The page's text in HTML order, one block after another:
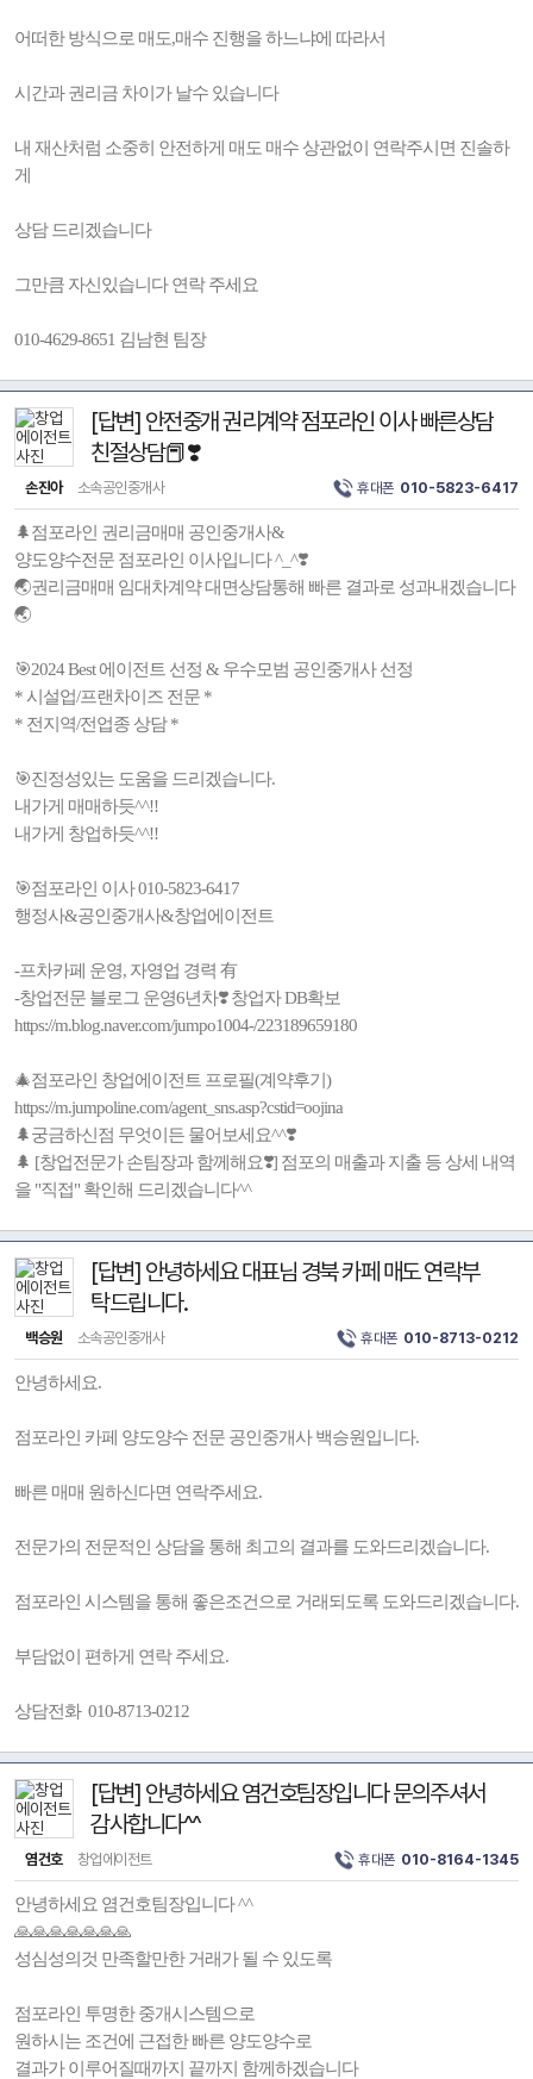
어떠한 방식으로 매도,매수 진행을 하느냐에 따라서
시간과 권리금 차이가 날수 있습니다
내 재산처럼 소중히 안전하게 매도 매수 상관없이 연락주시면 진솔하
게
상담 드리겠습니다
그만큼 자신있습니다 연락 주세요
010-4629-8651 김남현 팀장
[답변] 안전중개 권리계약 점포라인 이사 빠른상담
친절상담📕❣️
손진아 소속공인중개사 휴대폰 010-5823-6417
🌲점포라인 권리금매매 공인중개사&
양도양수전문 점포라인 이사입니다 ^_^❣️
🌏권리금매매 임대차계약 대면상담통해 빠른 결과로 성과내겠습니다
🌏
🎯2024 Best 에이전트 선정 & 우수모범 공인중개사 선정
* 시설업/프랜차이즈 전문 *
* 전지역/전업종 상담 *
🎯진정성있는 도움을 드리겠습니다.
내가게 매매하듯^^!!
내가게 창업하듯^^!!
🎯점포라인 이사 010-5823-6417
행정사&공인중개사&창업에이전트
-프차카페 운영, 자영업 경력 有
-창업전문 블로그 운영6년차❣️ 창업자 DB확보
https://m.blog.naver.com/jumpo1004-/223189659180
🎄점포라인 창업에이전트 프로필(계약후기)
https://m.jumpoline.com/agent_sns.asp?cstid=oojina
🌲궁금하신점 무엇이든 물어보세요^^❣️
🌲 [창업전문가 손팀장과 함께해요❣️] 점포의 매출과 지출 등 상세 내역
을 "직접" 확인해 드리겠습니다^^
[답변] 안녕하세요 대표님 경북 카페 매도 연락부
탁드립니다.
백승원 소속공인중개사 휴대폰 010-8713-0212
안녕하세요.
점포라인 카페 양도양수 전문 공인중개사 백승원입니다.
빠른 매매 원하신다면 연락주세요.
전문가의 전문적인 상담을 통해 최고의 결과를 도와드리겠습니다.
점포라인 시스템을 통해 좋은조건으로 거래되도록 도와드리겠습니다.
부담없이 편하게 연락 주세요.
상담전화 010-8713-0212
[답변] 안녕하세요 염건호팀장입니다 문의주셔서
감사합니다^^
염건호 창업에이전트 휴대폰 010-8164-1345
안녕하세요 염건호팀장입니다 ^^
🙏🙏🙏🙏🙏🙏🙏
성심성의것 만족할만한 거래가 될 수 있도록
점포라인 투명한 중개시스템으로
원하시는 조건에 근접한 빠른 양도양수로
결과가 이루어질때까지 끝까지 함께하겠습니다